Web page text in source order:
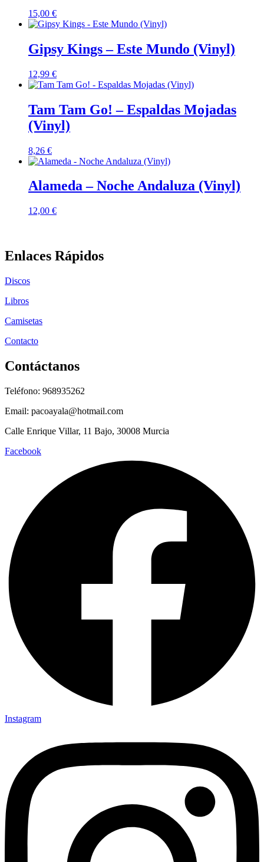
15,00 €
Gipsy Kings – Este Mundo (Vinyl)
12,99 €
Tam Tam Go! – Espaldas Mojadas
(Vinyl)
8,26 €
Alameda – Noche Andaluza (Vinyl)
12,00 €
Enlaces Rápidos
Discos
Libros
Camisetas
Contacto
Contáctanos
Teléfono: 968935262
Email: pacoayala@hotmail.com
Calle Enrique Villar, 11 Bajo, 30008 Murcia
Facebook
Instagram